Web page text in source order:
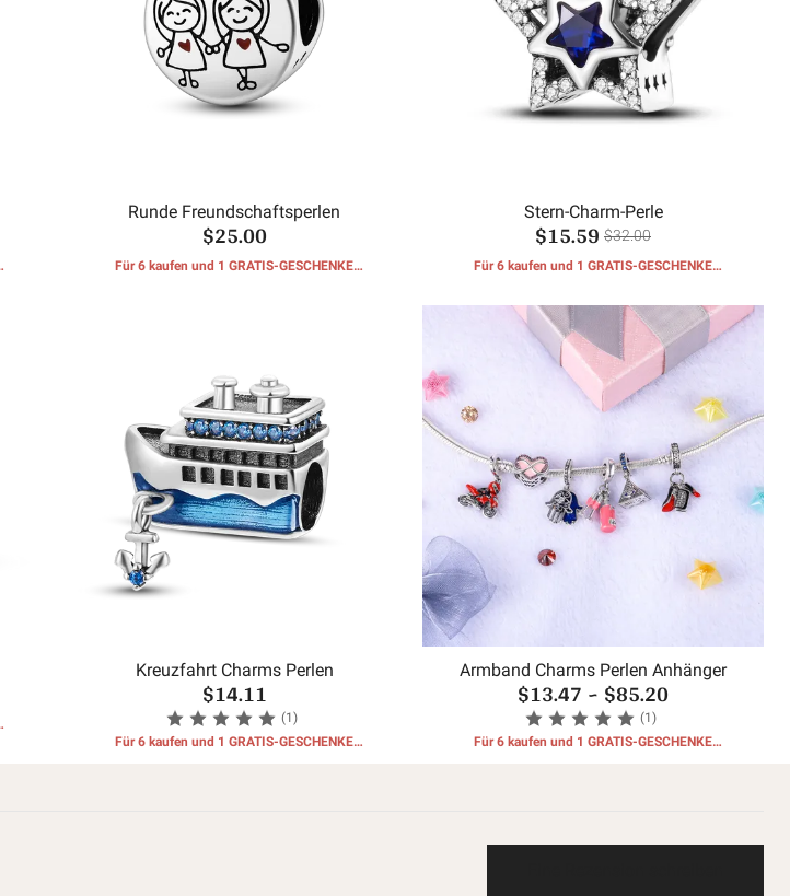
Runde Freundschaftsperlen
$25.00
Für 6 kaufen und 1 GRATIS-GESCHENKE
Stern-Charm-Perle
$15.59 $32.00
Für 6 kaufen und 1 GRATIS-GESCHENKE
Kreuzfahrt Charms Perlen
$14.11
(1)
Für 6 kaufen und 1 GRATIS-GESCHENKE
Armband Charms Perlen Anhänger
$13.47~$85.20
(1)
Für 6 kaufen und 1 GRATIS-GESCHENKE